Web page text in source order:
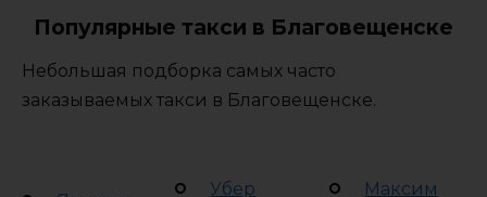
Популярные такси в Благовещенске
Небольшая подборка самых часто
заказываемых такси в Благовещенске.
Убер Максим